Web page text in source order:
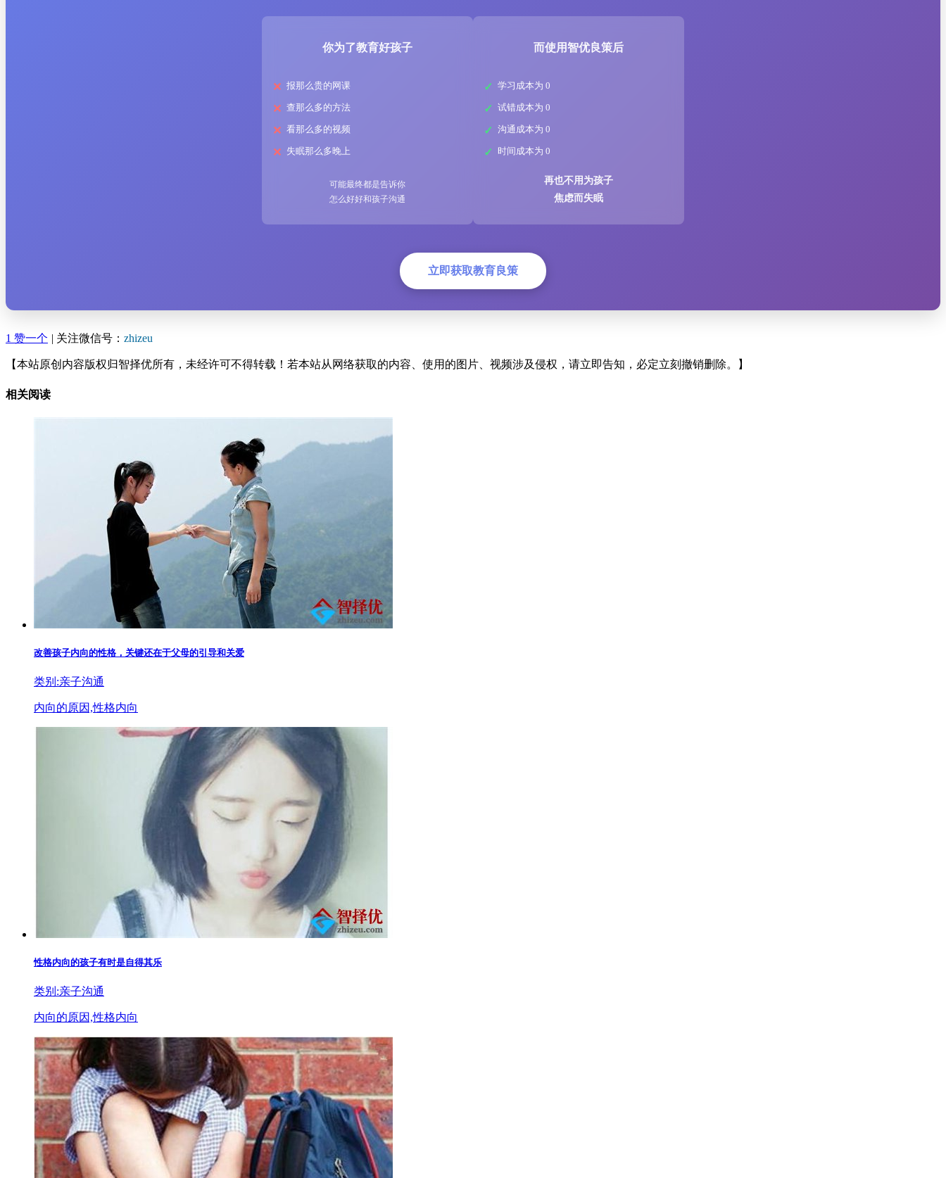
你为了教育好孩子
报那么贵的网课
查那么多的方法
看那么多的视频
失眠那么多晚上
可能最终都是告诉你
怎么好好和孩子沟通
而使用智优良策后
学习成本为 0
试错成本为 0
沟通成本为 0
时间成本为 0
再也不用为孩子
焦虑而失眠
立即获取教育良策
1 赞一个 | 关注微信号： zhizeu
【本站原创内容版权归智择优所有，未经许可不得转载！若本站从网络获取的内容、使用的图片、视频涉及侵权，请立即告知，必定立刻撤销删除。】
相关阅读
改善孩子内向的性格，关键还在于父母的引导和关爱
类别:亲子沟通
内向的原因,性格内向
性格内向的孩子有时是自得其乐
类别:亲子沟通
内向的原因,性格内向